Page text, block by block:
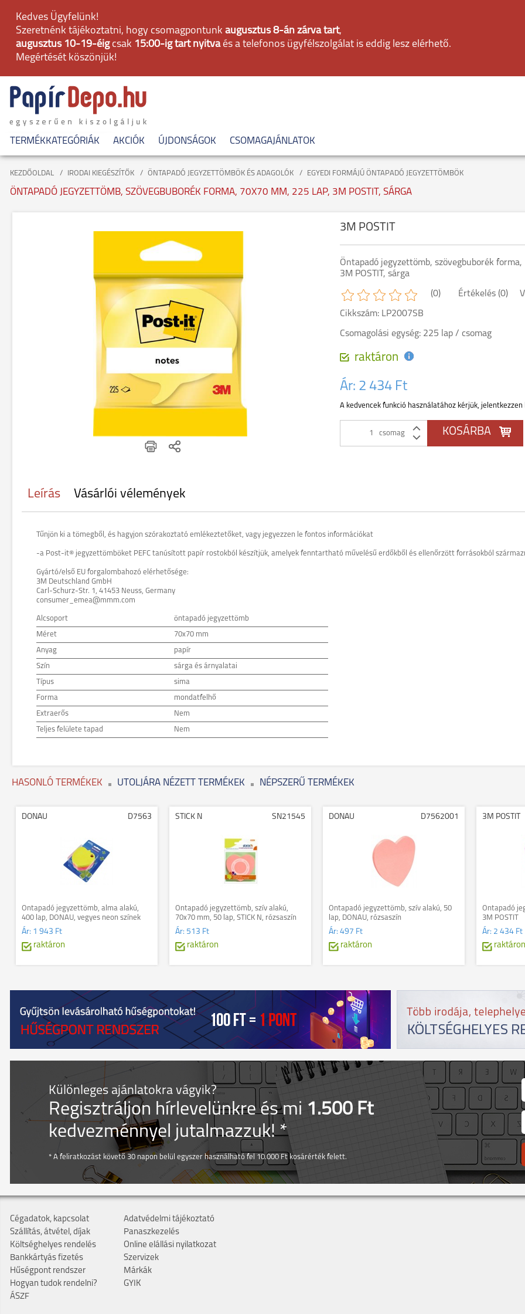
Kedves Ügyfelünk!
Szeretnénk tájékoztatni, hogy csomagpontunk augusztus 8-án zárva tart,
augusztus 10-19-éig csak 15:00-ig tart nyitvaés a telefonos ügyfélszolgálat is eddig lesz elérhető.
Megértését köszönjük!
TERMÉKKATEGÓRIÁK AKCIÓK ÚJDONSÁGOK CSOMAGAJÁNLATOK
KEZDŐOLDAL IRODAI KIEGÉSZÍTŐK ÖNTAPADÓ JEGYZETTÖMBÖK ÉS ADAGOLÓK EGYEDI FORMÁJÚ ÖNTAPADÓ JEGYZETTÖMBÖK
ÖNTAPADÓ JEGYZETTÖMB, SZÖVEGBUBORÉK FORMA, 70X70 MM, 225 LAP, 3M POSTIT, SÁRGA
3M POSTIT
Öntapadó jegyzettömb, szövegbuborék
3M POSTIT, sárga
(0) Értékelés (0)
Cikkszám: LP2007SB
Csomagolási egység: 225 lap / csomag
raktáron
Ár: 2 434 Ft
A kedvencek funkció használatához kérjük, jelentkezzen
csomag
Leírás Vásárlói vélemények
Tűnjön ki a tömegből, és hagyjon szórakoztató emlékeztetőket, vagy jegyezzen le fontos információkat
-a Post-it® jegyzettömböket PEFC tanúsított papír rostokból készítjük, amelyek fenntartható művelésű erdőkből és ellenőrzött forrásokból
Gyártó/első EU forgalombahozó elérhetősége:
3M Deutschland GmbH
Carl-Schurz-Str. 1, 41453 Neuss, Germany
consumer_emea@mmm.com
Alcsoport öntapadó jegyzettömb
Méret 70x70 mm
Anyag papír
Szín sárga és árnyalatai
Típus sima
Forma mondatfelhő
Extraerős Nem
Teljes felülete tapad Nem
HASONLÓ TERMÉKEK UTOLJÁRA NÉZETT TERMÉKEK NÉPSZERŰ TERMÉKEK
DONAU D7563
Öntapadó jegyzettömb, alma alakú,
400 lap, DONAU, vegyes neon színek
Ár: 1 943 Ft
raktáron
STICK N SN21545
Öntapadó jegyzettömb, szív alakú,
70x70 mm, 50 lap, STICK N, rózsaszín
Ár: 513 Ft
raktáron
DONAU D7562001
Öntapadó jegyzettömb, szív alakú, 50
lap, DONAU, rózsaszín
Ár: 497 Ft
raktáron
3M POSTIT
Öntapadó
3M POSTIT
Ár: 2 434 Ft
raktáron
Különleges ajánlatokra vágyik?
Regisztráljon hírlevelünkre és mi 1.500 Ft
kedvezménnyel jutalmazzuk! *
* A feliratkozást követő 30 napon belül egyszer használható fel 10.000 Ft kosárérték felett.
Cégadatok, kapcsolat
Szállítás, átvétel, díjak
Költséghelyes rendelés
Bankkártyás fizetés
Hűségpont rendszer
Hogyan tudok rendelni?
ÁSZF
Adatvédelmi tájékoztató
Panaszkezelés
Online elállási nyilatkozat
Szervizek
Márkák
GYIK